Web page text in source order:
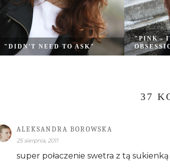
"DIDN'T NEED TO ASK"
"PINK -
37
ALEKSANDRA BOROWSKA
25 sierpnia, 2011
super połaczenie swetra z tą